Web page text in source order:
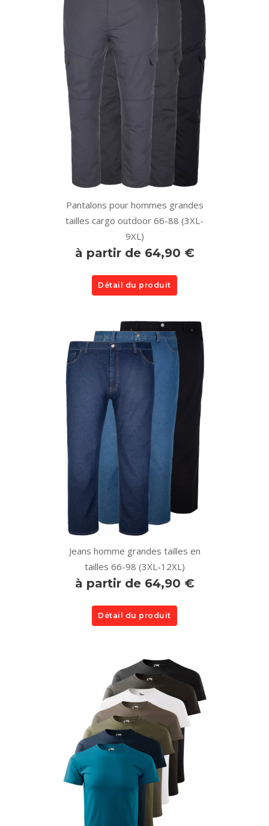
Pantalons pour hommes grandes
tailles cargo outdoor 66-88 (3XL-
9XL)
à partir de 64,90 €
Détail du produit
Jeans homme grandes tailles en
tailles 66-98 (3XL-12XL)
à partir de 64,90 €
Détail du produit